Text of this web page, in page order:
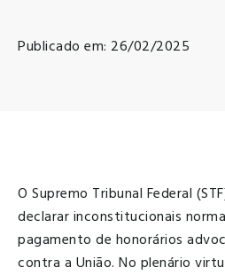
Publicado em: 26/02/2025
O Supremo Tribunal Federal
declarar inconstitucionais
pagamento de honorários
contra a União. No plenário